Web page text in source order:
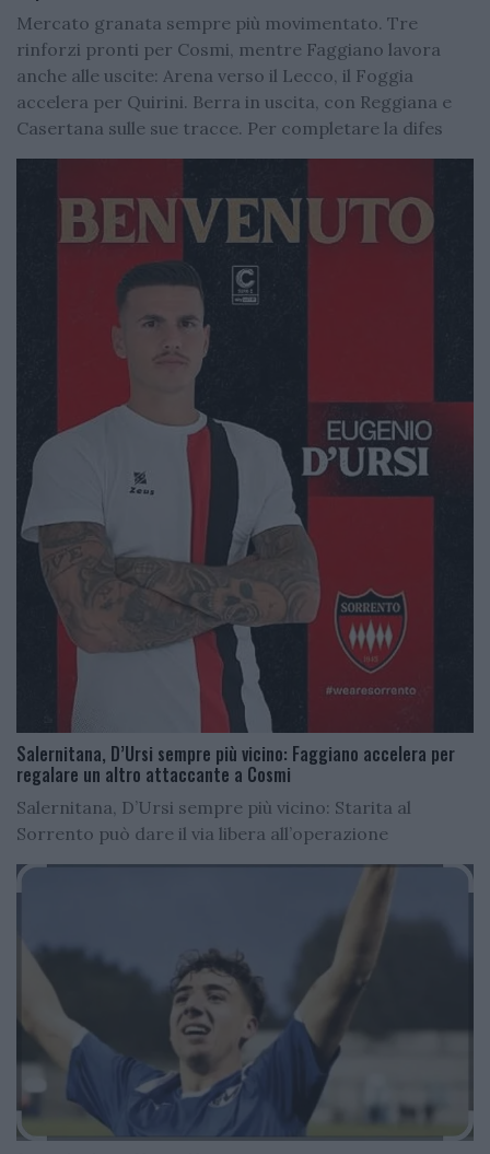
Mercato granata sempre più movimentato. Tre
rinforzi pronti per Cosmi, mentre Faggiano lavora
anche alle uscite: Arena verso il Lecco, il Foggia
accelera per Quirini. Berra in uscita, con Reggiana e
Casertana sulle sue tracce. Per completare la difes
Salernitana, D’Ursi sempre più vicino: Faggiano accelera per
regalare un altro attaccante a Cosmi
Salernitana, D’Ursi sempre più vicino: Starita al
Sorrento può dare il via libera all’operazione